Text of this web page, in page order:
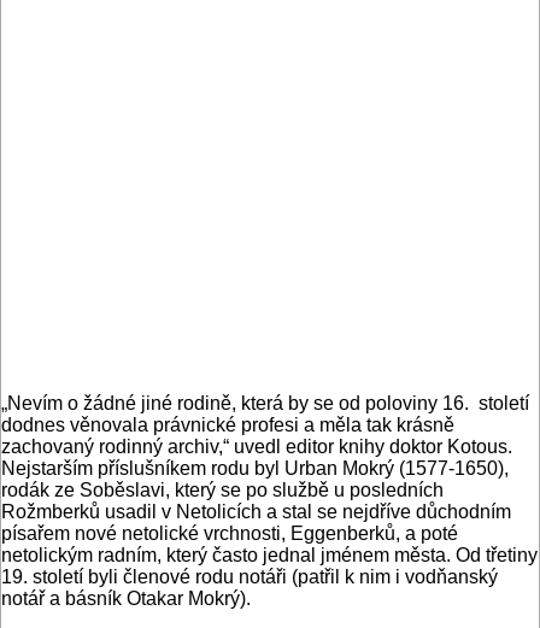
„Nevím o žádné jiné rodině, která by se od poloviny 16. století
dodnes věnovala právnické profesi a měla tak krásně
zachovaný rodinný archiv,“ uvedl editor knihy doktor Kotous.
Nejstarším příslušníkem rodu byl Urban Mokrý (1577-1650),
rodák ze Soběslavi, který se po službě u posledních
Rožmberků usadil v Netolicích a stal se nejdříve důchodním
písařem nové netolické vrchnosti, Eggenberků, a poté
netolickým radním, který často jednal jménem města. Od třetiny
19. století byli členové rodu notáři (patřil k nim i vodňanský
notář a básník Otakar Mokrý).